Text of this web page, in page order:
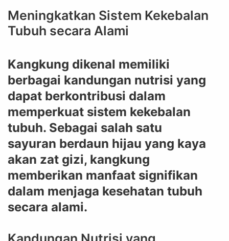
Meningkatkan Sistem Kekebalan
Tubuh secara Alami
Kangkung dikenal memiliki
berbagai kandungan nutrisi yang
dapat berkontribusi dalam
memperkuat sistem kekebalan
tubuh. Sebagai salah satu
sayuran berdaun hijau yang kaya
akan zat gizi, kangkung
memberikan manfaat signifikan
dalam menjaga kesehatan tubuh
secara alami.